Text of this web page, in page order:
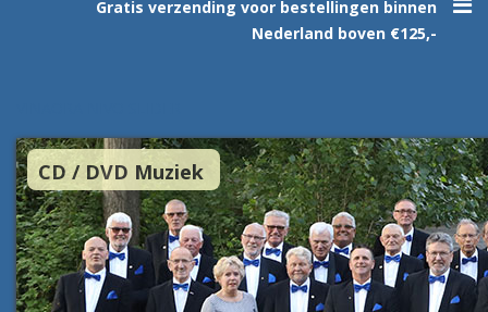
Gratis verzending voor bestellingen binnen
Nederland boven €125,-
CD / DVD Muziek